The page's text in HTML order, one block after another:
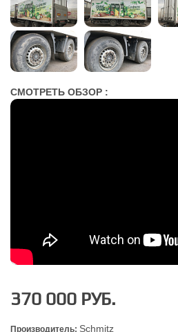
СМОТРЕТЬ ОБЗОР :
370 000 РУБ.
Производитель: Schmitz